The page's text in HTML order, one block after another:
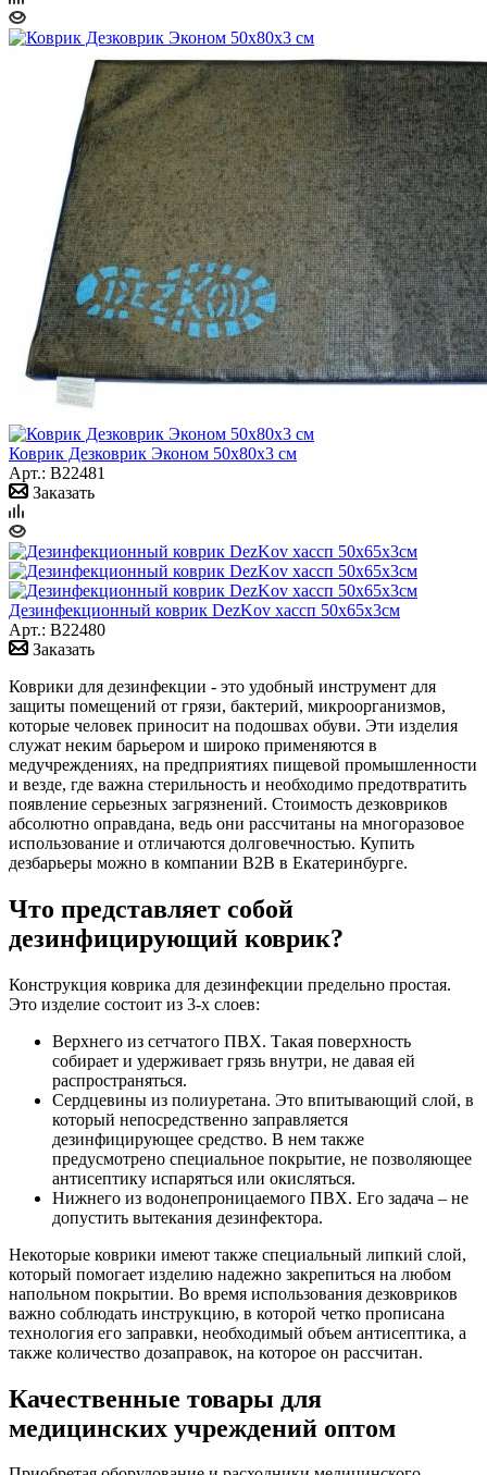
Коврик Дезковрик Эконом 50х80х3 см
Арт.: B22481
Заказать
Дезинфекционный коврик DezKov хассп 50х65х3см
Арт.: B22480
Заказать
Коврики для дезинфекции - это удобный инструмент для
защиты помещений от грязи, бактерий, микроорганизмов,
которые человек приносит на подошвах обуви. Эти изделия
служат неким барьером и широко применяются в
медучреждениях, на предприятиях пищевой промышленности
и везде, где важна стерильность и необходимо предотвратить
появление серьезных загрязнений. Стоимость дезковриков
абсолютно оправдана, ведь они рассчитаны на многоразовое
использование и отличаются долговечностью. Купить
дезбарьеры можно в компании B2B в Екатеринбурге.
Что представляет собой
дезинфицирующий коврик?
Конструкция коврика для дезинфекции предельно простая.
Это изделие состоит из 3-х слоев:
Верхнего из сетчатого ПВХ. Такая поверхность
собирает и удерживает грязь внутри, не давая ей
распространяться.
Сердцевины из полиуретана. Это впитывающий слой, в
который непосредственно заправляется
дезинфицирующее средство. В нем также
предусмотрено специальное покрытие, не позволяющее
антисептику испаряться или окисляться.
Нижнего из водонепроницаемого ПВХ. Его задача – не
допустить вытекания дезинфектора.
Некоторые коврики имеют также специальный липкий слой,
который помогает изделию надежно закрепиться на любом
напольном покрытии. Во время использования дезковриков
важно соблюдать инструкцию, в которой четко прописана
технология его заправки, необходимый объем антисептика, а
также количество дозаправок, на которое он рассчитан.
Качественные товары для
медицинских учреждений оптом